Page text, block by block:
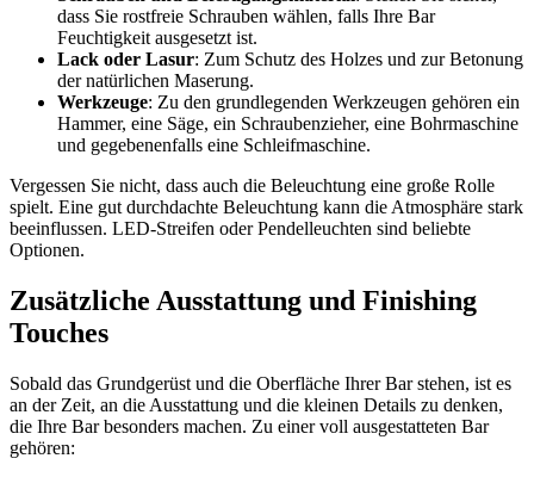
dass Sie rostfreie Schrauben wählen, falls Ihre Bar
Feuchtigkeit ausgesetzt ist.
Lack oder Lasur: Zum Schutz des Holzes und zur Betonung
der natürlichen Maserung.
Werkzeuge: Zu den grundlegenden Werkzeugen gehören ein
Hammer, eine Säge, ein Schraubenzieher, eine Bohrmaschine
und gegebenenfalls eine Schleifmaschine.
Vergessen Sie nicht, dass auch die Beleuchtung eine große Rolle
spielt. Eine gut durchdachte Beleuchtung kann die Atmosphäre stark
beeinflussen. LED-Streifen oder Pendelleuchten sind beliebte
Optionen.
Zusätzliche Ausstattung und Finishing
Touches
Sobald das Grundgerüst und die Oberfläche Ihrer Bar stehen, ist es
an der Zeit, an die Ausstattung und die kleinen Details zu denken,
die Ihre Bar besonders machen. Zu einer voll ausgestatteten Bar
gehören: